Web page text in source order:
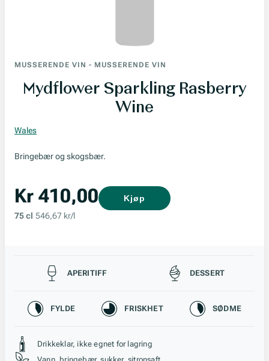
MUSSERENDE VIN - MUSSERENDE VIN
Mydflower Sparkling Rasberry
Wine
Wales
Bringebær og skogsbær.
Kr 410,00
75 cl 546,67 kr/l
Kjøp
Passer tilAPERITIFF DESSERT
Karakteristikk
FYLDE FRISKHET SØDME
Stil, lagring og råstoff
Drikkeklar, ikke egnet for lagring